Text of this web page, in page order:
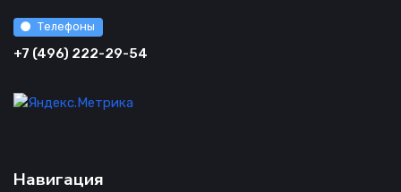
Телефоны
+7 (496) 222-29-54
Навигация